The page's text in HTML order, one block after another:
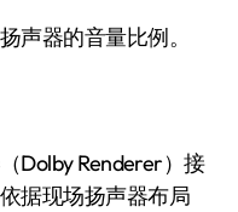
声器的音量比例。
Dolby Renderer）接
据现场扬声器布局